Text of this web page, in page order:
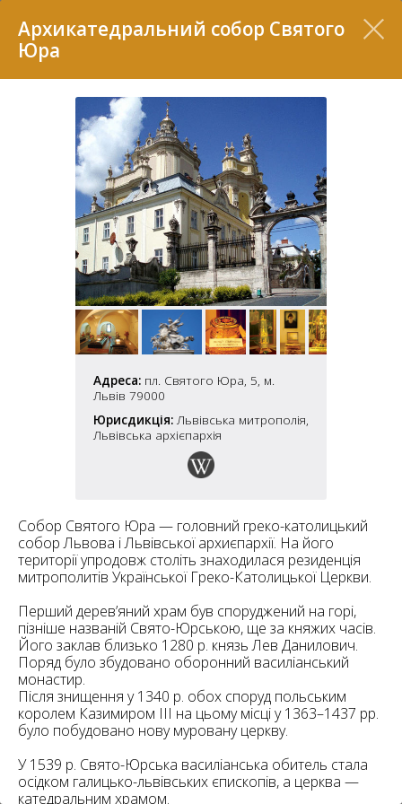
Архикатедральний собор Святого
Юра
Адреса: пл. Святого Юра, 5, м.
Львів 79000
Юрисдикція: Львівська митрополія,
Львівська архієпархія
Собор Святого Юра — головний греко-католицький
собор Львова і Львівської архиєпархії. На його
території упродовж століть знаходилася резиденція
митрополитів Української Греко-Католицької Церкви.
Перший дерев’яний храм був споруджений на горі,
пізніше названій Свято-Юрською, ще за княжих часів.
Його заклав близько 1280 р. князь Лев Данилович.
Поряд було збудовано оборонний василіанський
монастир.
Після знищення у 1340 р. обох споруд польським
королем Казимиром ІІІ на цьому місці у 1363–1437 рр.
було побудовано нову муровану церкву.
У 1539 р. Свято-Юрська василіанська обитель стала
осідком галицько-львівських єпископів, а церква —
катедральним храмом.
37
16
11
7
6
15
2
2
2
Перелік